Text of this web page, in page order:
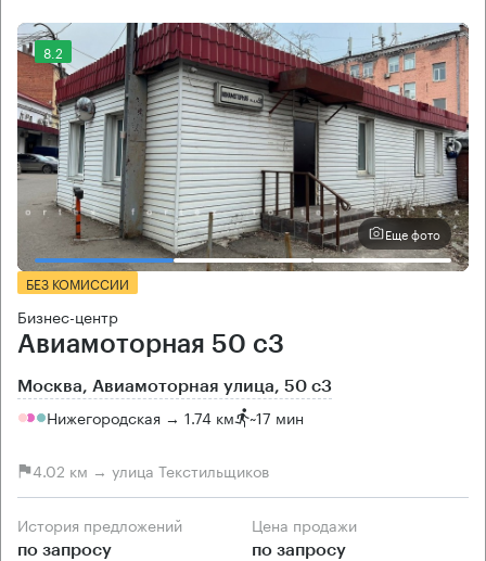
8.2
Еще фото
БЕЗ КОМИССИИ
Бизнес-центр
Авиамоторная 50 с3
Москва, Авиамоторная улица, 50 с3
Нижегородская → 1.74 км ~17 мин
4.02 км → улица Текстильщиков
История предложений
по запросу
Цена продажи
по запросу